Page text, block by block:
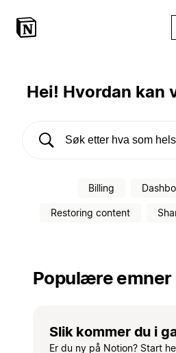
Hei! Hvordan kan
Søk i hjelpesenteret
Billing
Restoring content
Populære emner
Slik kommer du i
Er du ny på Notion? Start